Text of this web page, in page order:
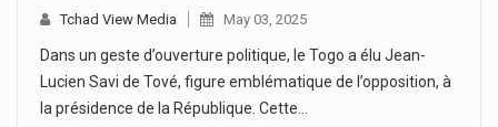
Tchad View Media May 03, 2025
Dans un geste d’ouverture politique, le Togo a élu Jean-
Lucien Savi de Tové, figure emblématique de l’opposition, à
la présidence de la République. Cette…